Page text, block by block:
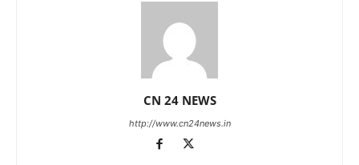
CN 24 NEWS
http://www.cn24news.in